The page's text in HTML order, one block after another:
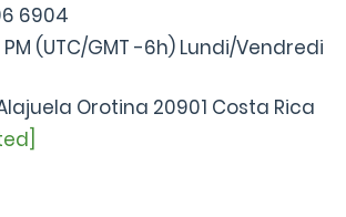
6904
PM (UTC/GMT -6h) Lundi/Vendredi
Orotina 20901 Costa Rica